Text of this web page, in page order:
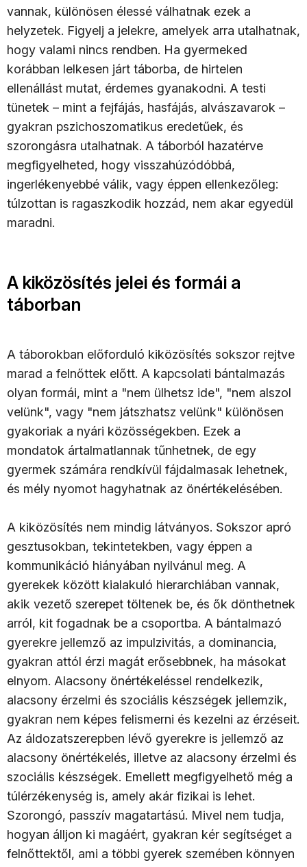
vannak, különösen élessé válhatnak ezek a
helyzetek. Figyelj a jelekre, amelyek arra utalhatnak,
hogy valami nincs rendben. Ha gyermeked
korábban lelkesen járt táborba, de hirtelen
ellenállást mutat, érdemes gyanakodni. A testi
tünetek – mint a fejfájás, hasfájás, alvászavarok –
gyakran pszichoszomatikus eredetűek, és
szorongásra utalhatnak. A táborból hazatérve
megfigyelheted, hogy visszahúzódóbbá,
ingerlékenyebbé válik, vagy éppen ellenkezőleg:
túlzottan is ragaszkodik hozzád, nem akar egyedül
maradni.
A kiközösítés jelei és formái a
táborban
A táborokban előforduló kiközösítés sokszor rejtve
marad a felnőttek előtt. A kapcsolati bántalmazás
olyan formái, mint a "nem ülhetsz ide", "nem alszol
velünk", vagy "nem játszhatsz velünk" különösen
gyakoriak a nyári közösségekben. Ezek a
mondatok ártalmatlannak tűnhetnek, de egy
gyermek számára rendkívül fájdalmasak lehetnek,
és mély nyomot hagyhatnak az önértékelésében.
A kiközösítés nem mindig látványos. Sokszor apró
gesztusokban, tekintetekben, vagy éppen a
kommunikáció hiányában nyilvánul meg. A
gyerekek között kialakuló hierarchiában vannak,
akik vezető szerepet töltenek be, és ők dönthetnek
arról, kit fogadnak be a csoportba. A bántalmazó
gyerekre jellemző az impulzivitás, a dominancia,
gyakran attól érzi magát erősebbnek, ha másokat
elnyom. Alacsony önértékeléssel rendelkezik,
alacsony érzelmi és szociális készségek jellemzik,
gyakran nem képes felismerni és kezelni az érzéseit.
Az áldozatszerepben lévő gyerekre is jellemző az
alacsony önértékelés, illetve az alacsony érzelmi és
szociális készségek. Emellett megfigyelhető még a
túlérzékenység is, amely akár fizikai is lehet.
Szorongó, passzív magatartású. Mivel nem tudja,
hogyan álljon ki magáért, gyakran kér segítséget a
felnőttektől, ami a többi gyerek szemében könnyen